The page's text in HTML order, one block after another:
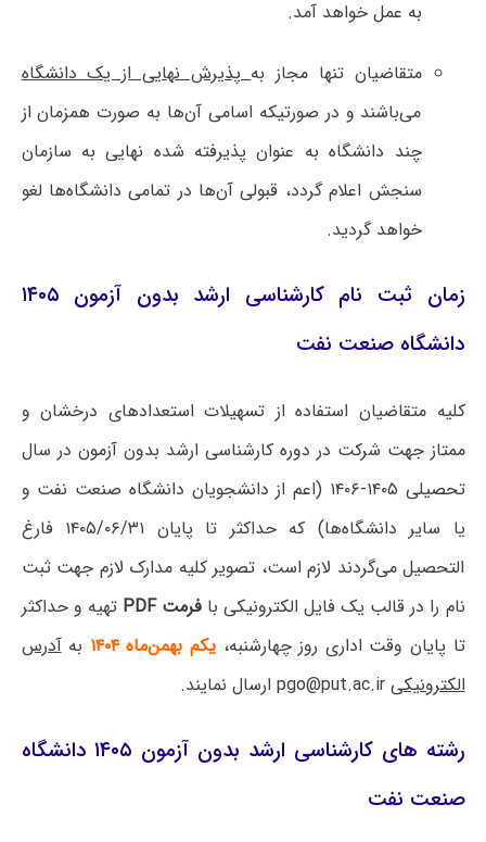
به عمل خواهد آمد.
متقاضیان تنها مجاز بهپذیرش نهایی از یک دانشگاه
می‌باشند و در صورتیکه اسامی آن‌ها به صورت همزمان از
چند دانشگاه به عنوان پذیرفته شده نهایی به سازمان
سنجش اعلام گردد، قبولی آن‌ها در تمامی دانشگاه‌ها لغو
خواهد گردید.
زمان ثبت نام کارشناسی ارشد بدون آزمون ۱۴۰۵
دانشگاه صنعت نفت
کلیه متقاضیان استفاده از تسهیلات استعدادهای درخشان و
ممتاز جهت شرکت در دوره کارشناسی ارشد بدون آزمون در سال
تحصیلی ۱۴۰۵-۱۴۰۶ (اعم از دانشجویان دانشگاه صنعت نفت و
یا سایر دانشگاه‌ها) که حداکثر تا پایان ۱۴۰۵/۰۶/۳۱ فارغ
التحصیل می‌گردند لازم است، تصویر کلیه مدارک لازم جهت ثبت
نام را در قالب یک فایل الکترونیکی بافرمت PDF
تهیه و حداکثر
تا پایان وقت اداری روز چهارشنبه، یکم بهمن‌ماه ۱۴۰۴ بهآدرس
الکترونیکی pgo@put.ac.ir ارسال نمایند.
رشته های کارشناسی ارشد بدون آزمون ۱۴۰۵ دانشگاه
صنعت نفت